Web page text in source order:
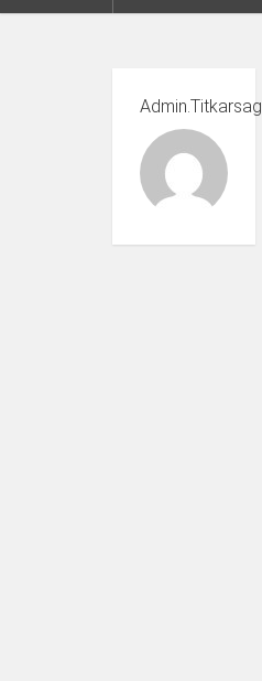
Admin.titkarsag